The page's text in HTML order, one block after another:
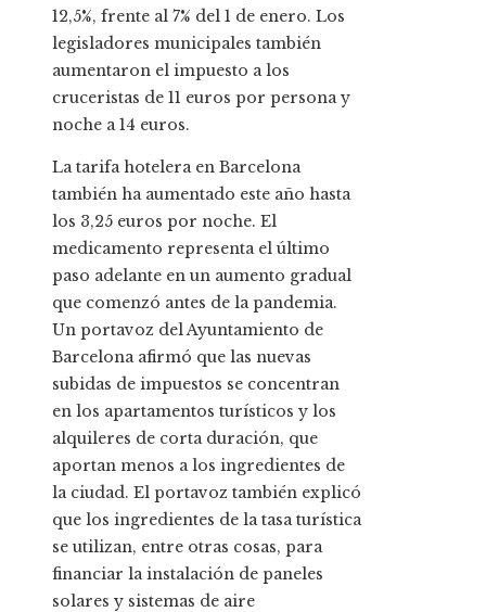
12,5%, frente al 7% del 1 de enero. Los
legisladores municipales también
aumentaron el impuesto a los
cruceristas de 11 euros por persona y
noche a 14 euros.
La tarifa hotelera en Barcelona
también ha aumentado este año hasta
los 3,25 euros por noche. El
medicamento representa el último
paso adelante en un aumento gradual
que comenzó antes de la pandemia.
Un portavoz del Ayuntamiento de
Barcelona afirmó que las nuevas
subidas de impuestos se concentran
en los apartamentos turísticos y los
alquileres de corta duración, que
aportan menos a los ingredientes de
la ciudad. El portavoz también explicó
que los ingredientes de la tasa turística
se utilizan, entre otras cosas, para
financiar la instalación de paneles
solares y sistemas de aire